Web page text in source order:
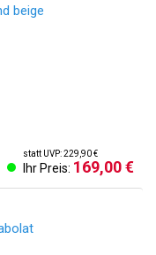
statt UVP: 229,90 €
Ihr Preis: 169,00 €